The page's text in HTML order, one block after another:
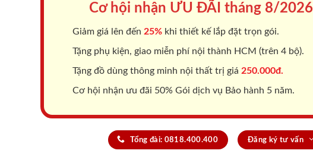
Cơ hội nhận ƯU ĐÃI tháng 8/2026
Giảm giá lên đến 25% khi thiết kế lắp đặt trọn gói.
Tặng phụ kiện, giao miễn phí nội thành HCM (trên 4 bộ).
Tặng đồ dùng thông minh nội thất trị giá 250.000đ.
Cơ hội nhận ưu đãi 50% Gói dịch vụ Bảo hành 5 năm.
Tổng đài: 0818.400.400 Đăng ký tư vấn